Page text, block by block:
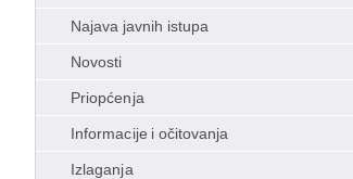
Najava javnih istupa
Novosti
Priopćenja
Informacije i očitovanja
Izlaganja